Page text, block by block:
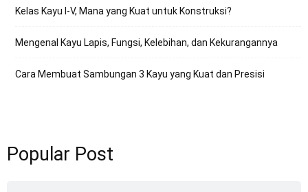
Kelas Kayu I-V, Mana yang Kuat untuk Konstruksi?
Mengenal Kayu Lapis, Fungsi, Kelebihan, dan Kekurangannya
Cara Membuat Sambungan 3 Kayu yang Kuat dan Presisi
Popular Post